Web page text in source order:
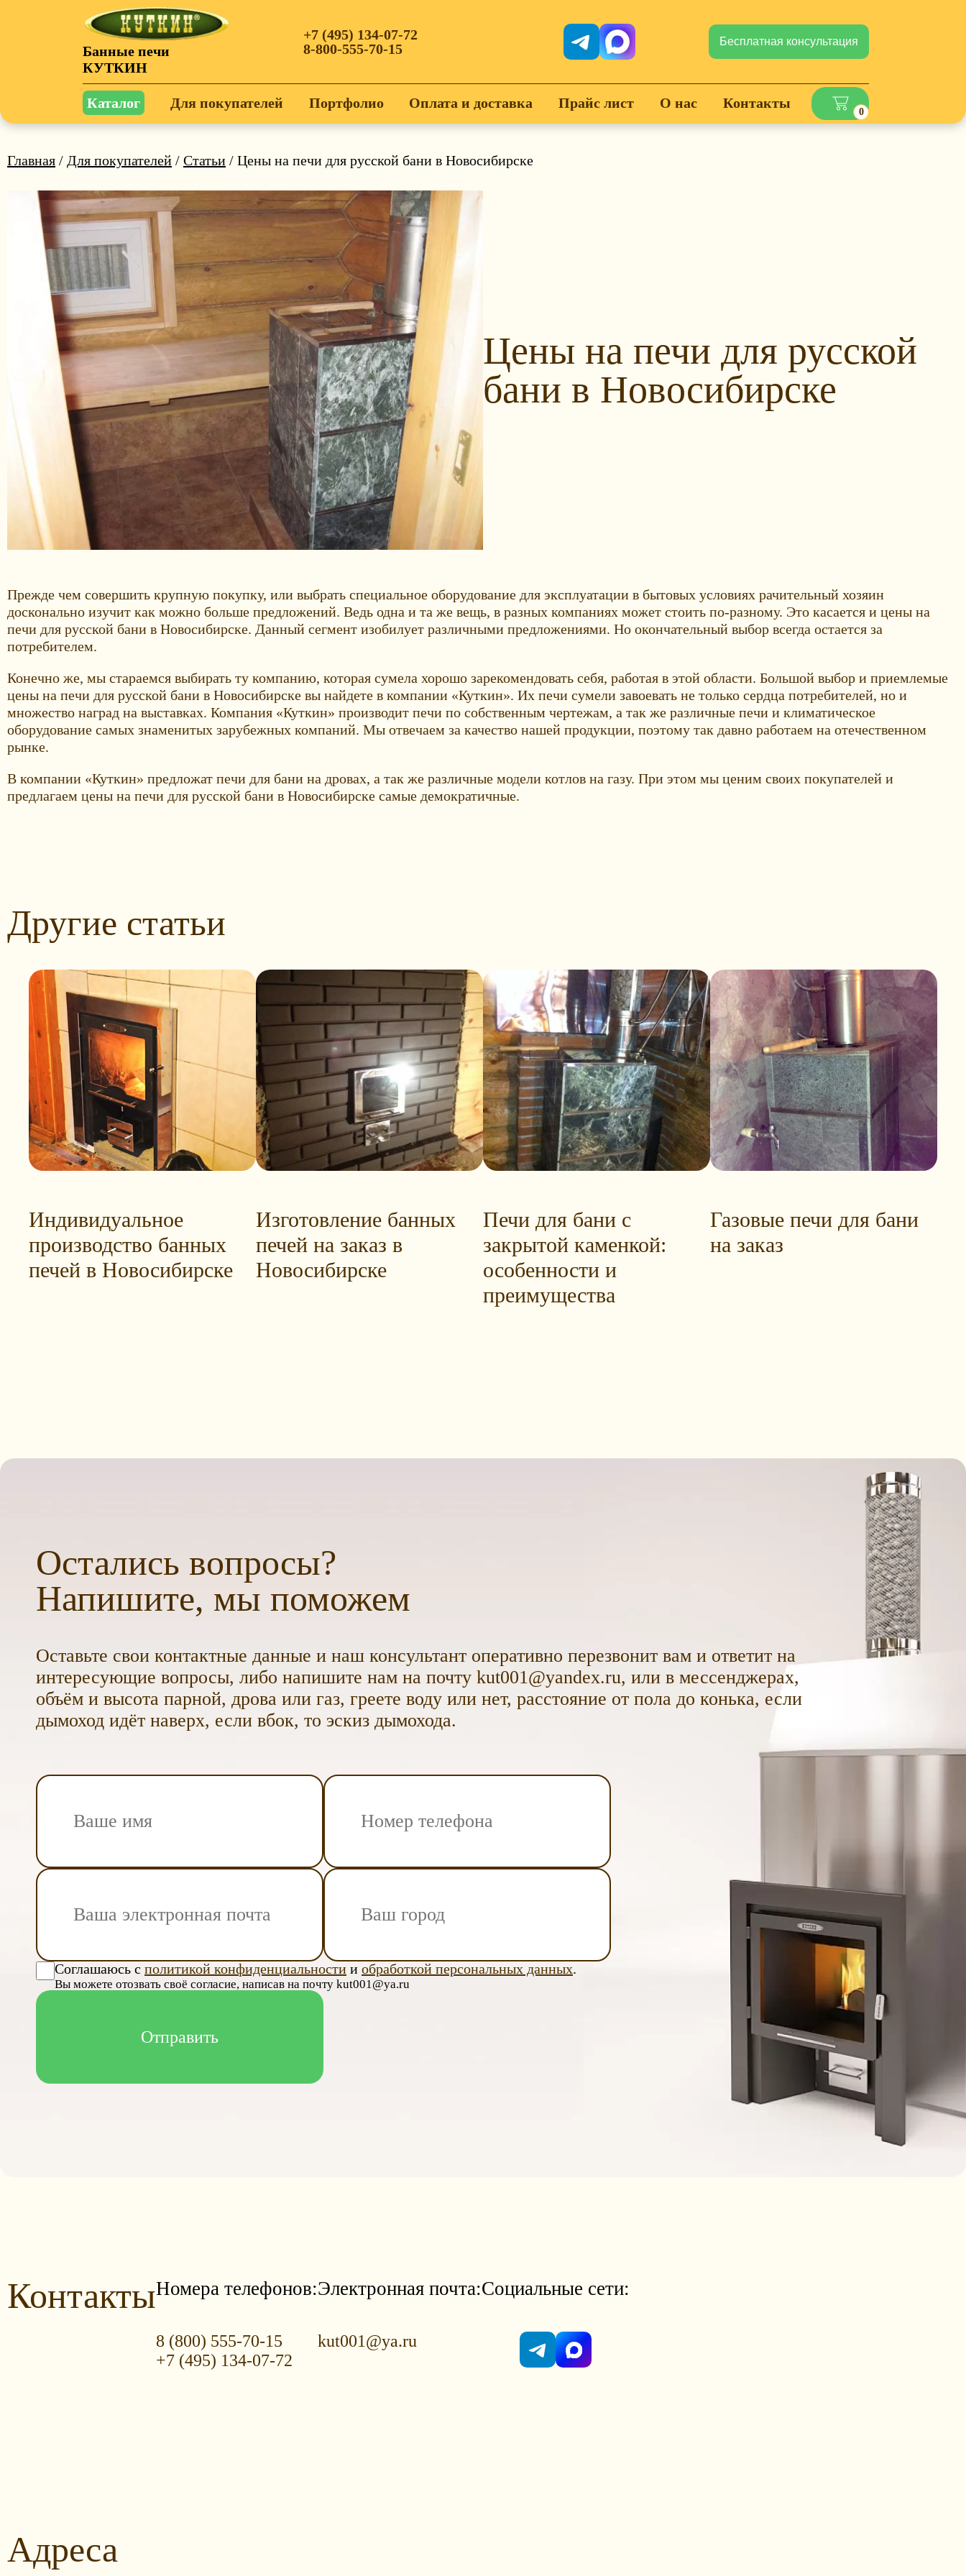
Банные печи
КУТКИН
+7 (495) 134-07-72
8-800-555-70-15
Бесплатная консультация
Каталог Для покупателей Портфолио Оплата и доставка Прайс лист О нас Контакты
0
Главная / Для покупателей / Статьи / Цены на печи для русской бани в Новосибирске
Цены на печи для русской
бани в Новосибирске
Прежде чем совершить крупную покупку, или выбрать специальное оборудование для эксплуатации в бытовых условиях рачительный хозяин
досконально изучит как можно больше предложений. Ведь одна и та же вещь, в разных компаниях может стоить по-разному. Это касается и цены на
печи для русской бани в Новосибирске. Данный сегмент изобилует различными предложениями. Но окончательный выбор всегда остается за
потребителем.
Конечно же, мы стараемся выбирать ту компанию, которая сумела хорошо зарекомендовать себя, работая в этой области. Большой выбор и приемлемые
цены на печи для русской бани в Новосибирске вы найдете в компании «Куткин». Их печи сумели завоевать не только сердца потребителей, но и
множество наград на выставках. Компания «Куткин» производит печи по собственным чертежам, а так же различные печи и климатическое
оборудование самых знаменитых зарубежных компаний. Мы отвечаем за качество нашей продукции, поэтому так давно работаем на отечественном
рынке.
В компании «Куткин» предложат печи для бани на дровах, а так же различные модели котлов на газу. При этом мы ценим своих покупателей и
предлагаем цены на печи для русской бани в Новосибирске самые демократичные.
Другие статьи
Индивидуальное
производство банных
печей в Новосибирске
Изготовление банных
печей на заказ в
Новосибирске
Печи для бани с
закрытой каменкой:
особенности и
преимущества
Газовые печи для бани
на заказ
Остались вопросы?
Напишите, мы поможем
Оставьте свои контактные данные и наш консультант оперативно перезвонит вам и ответит на
интересующие вопросы, либо напишите нам на почту kut001@yandex.ru, или в мессенджерах,
объём и высота парной, дрова или газ, греете воду или нет, расстояние от пола до конька, если
дымоход идёт наверх, если вбок, то эскиз дымохода.
Соглашаюсь с политикой конфиденциальности и обработкой персональных данных.
Вы можете отозвать своё согласие, написав на почту kut001@ya.ru
КонтактыНомера телефонов:
8 (800) 555-70-15
+7 (495) 134-07-72
Электронная почта:
kut001@ya.ru
Социальные сети:
Адреса